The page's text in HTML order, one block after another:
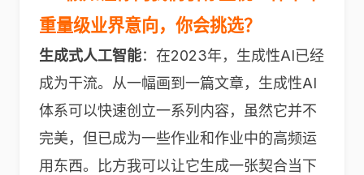
重量级业界意向，你会挑选？
生成式人工智能：在2023年，生成性AI已经
成为干流。从一幅画到一篇文章，生成性AI
体系可以快速创立一系列内容，虽然它并不
完美，但已成为一些作业和作业中的高频运
用东西。比方我可以让它生成一张契合当下